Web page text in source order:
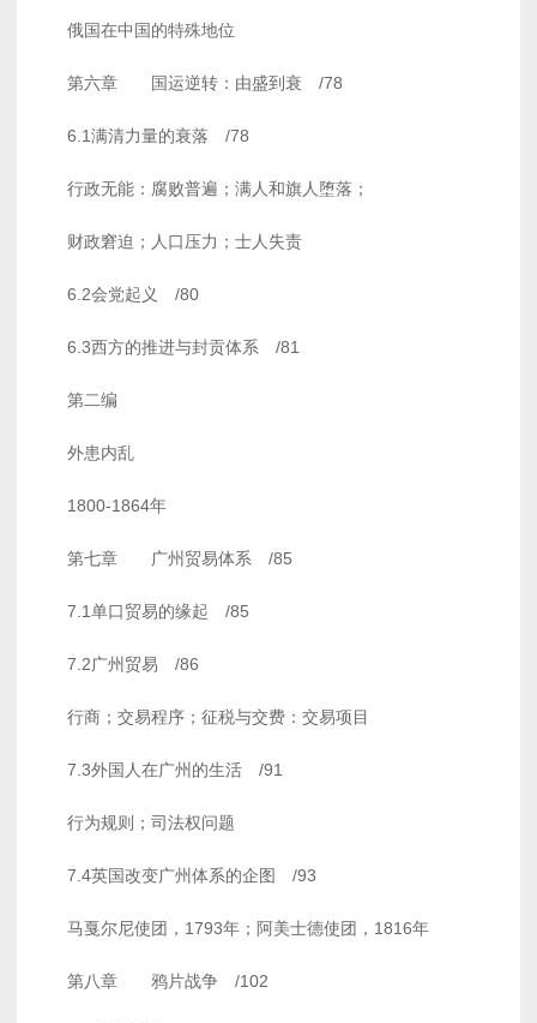
俄国在中国的特殊地位
第六章 国运逆转：由盛到衰 /78
6.1满清力量的衰落 /78
行政无能：腐败普遍；满人和旗人堕落；
财政窘迫；人口压力；士人失责
6.2会党起义 /80
6.3西方的推进与封贡体系 /81
第二编
外患内乱
1800-1864年
第七章 广州贸易体系 /85
7.1单口贸易的缘起 /85
7.2广州贸易 /86
行商；交易程序；征税与交费：交易项目
7.3外国人在广州的生活 /91
行为规则；司法权问题
7.4英国改变广州体系的企图 /93
马戛尔尼使团，1793年；阿美士德使团，1816年
第八章 鸦片战争 /102